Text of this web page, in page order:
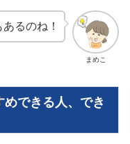
まめこ
るのね！
できる人、でき